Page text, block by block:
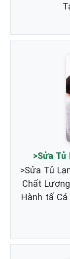
>Sửa
>Sửa Tủ
Chất
Hành tấ